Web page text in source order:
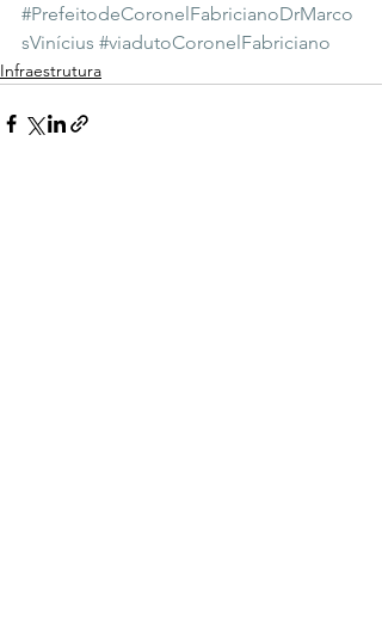
#PrefeitodeCoronelFabricianoDrMarco
sVinícius #viadutoCoronelFabriciano
Infraestrutura